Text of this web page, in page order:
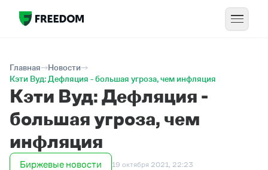
Главная
Новости
Кэти Вуд: Дефляция - большая угроза, чем инфляция
Кэти Вуд: Дефляция -
большая угроза, чем
инфляция
Биржевые новости 19 октября 2021, 22:23